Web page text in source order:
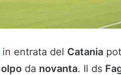
in entrata del Catania
da novanta. Il ds